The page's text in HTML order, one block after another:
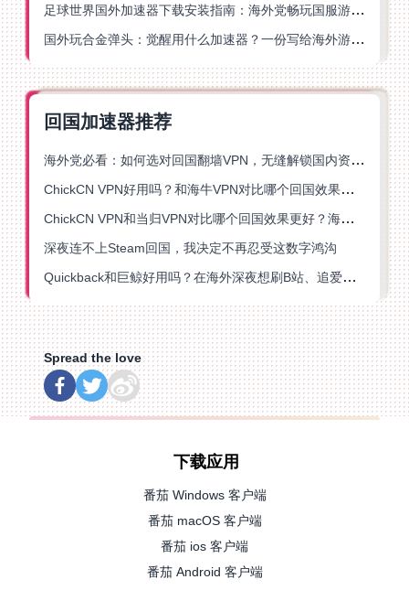
足球世界国外加速器下载安装指南：海外党畅玩国服游戏的终极解决方案
国外玩合金弹头：觉醒用什么加速器？一份写给海外游子的畅玩指南
回国加速器推荐
海外党必看：如何选对回国翻墙VPN，无缝解锁国内资源？
ChickCN VPN好用吗？和海牛VPN对比哪个回国效果更好？
ChickCN VPN和当归VPN对比哪个回国效果更好？海外党亲测后选了它
深夜连不上Steam回国，我决定不再忍受这数字鸿沟
Quickback和巨鲸好用吗？在海外深夜想刷B站、追爱奇艺的你，或许正需要这份答案
Spread the love
下载应用
番茄 Windows 客户端
番茄 macOS 客户端
番茄 ios 客户端
番茄 Android 客户端